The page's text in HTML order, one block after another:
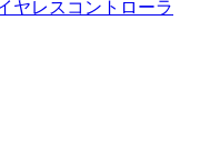
ヤレスコントローラ